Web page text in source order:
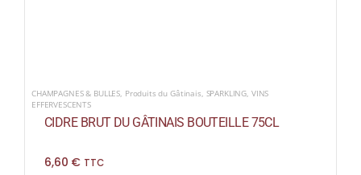
CHAMPAGNES & BULLES, Produits du Gâtinais, SPARKLING, VINS
EFFERVESCENTS
CIDRE BRUT DU GÂTINAIS BOUTEILLE 75CL
6,60 € TTC